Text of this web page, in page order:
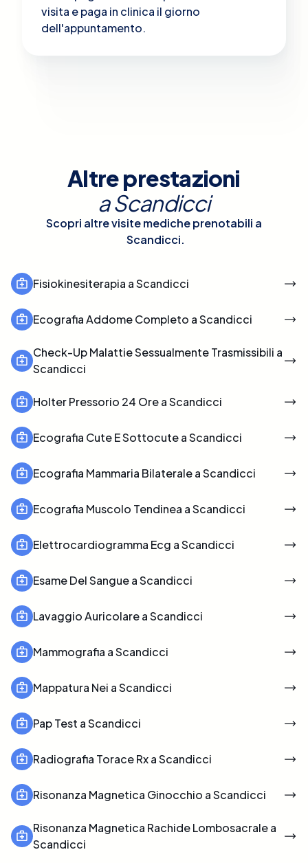
visita e paga in clinica il giorno
dell'appuntamento.
Altre prestazioni
aScandicci
Scopri altre visite mediche prenotabili a
Scandicci.
Fisiokinesiterapia a Scandicci
Ecografia Addome Completo a Scandicci
Check-Up Malattie Sessualmente Trasmissibili a
Scandicci
Holter Pressorio 24 Ore a Scandicci
Ecografia Cute E Sottocute a Scandicci
Ecografia Mammaria Bilaterale a Scandicci
Ecografia Muscolo Tendinea a Scandicci
Elettrocardiogramma Ecg a Scandicci
Esame Del Sangue a Scandicci
Lavaggio Auricolare a Scandicci
Mammografia a Scandicci
Mappatura Nei a Scandicci
Pap Test a Scandicci
Radiografia Torace Rx a Scandicci
Risonanza Magnetica Ginocchio a Scandicci
Risonanza Magnetica Rachide Lombosacrale a
Scandicci